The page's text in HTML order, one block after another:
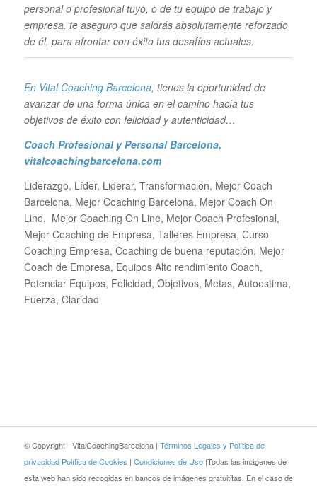
personal o profesional tuyo, o de tu equipo de trabajo y
empresa. te aseguro que saldrás absolutamente reforzado
de él, para afrontar con éxito tus desafíos actuales.
En Vital Coaching Barcelona, tienes la oportunidad de
avanzar de una forma única en el camino hacía tus
objetivos de éxito con felicidad y autenticidad…
Coach Profesional y Personal Barcelona,
vitalcoachingbarcelona.com
Liderazgo, Líder, Liderar, Transformación, Mejor Coach
Barcelona, Mejor Coaching Barcelona, Mejor Coach On
Line, Mejor Coaching On Line, Mejor Coach Profesional,
Mejor Coaching de Empresa, Talleres Empresa, Curso
Coaching Empresa, Coaching de buena reputación, Mejor
Coach de Empresa, Equipos Alto rendimiento Coach,
Potenciar Equipos, Felicidad, Objetivos, Metas, Autoestima,
Fuerza, Claridad
© Copyright - VitalCoachingBarcelona | Términos Legales y Política de
privacidad Política de Cookies | Condiciones de Uso |Todas las imágenes de
esta web han sido recogidas en bancos de imágenes gratuititas. En el caso de